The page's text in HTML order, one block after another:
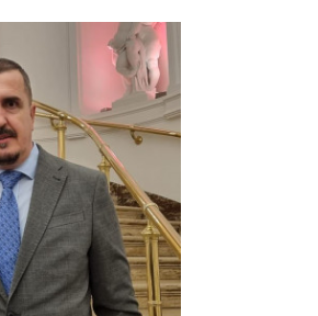
Ballina
Publikimet
Projektet